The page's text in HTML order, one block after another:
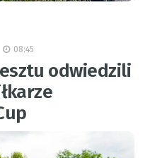
08:45
odwiedzili